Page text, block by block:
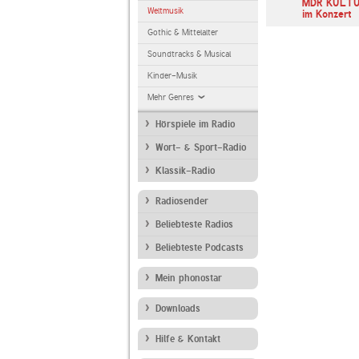
Weltmusik
Gothic & Mittelalter
Soundtracks & Musical
Kinder-Musik
Mehr Genres
Hörspiele im Radio
Wort- & Sport-Radio
Klassik-Radio
Radiosender
Beliebteste Radios
Beliebteste Podcasts
Mein phonostar
Downloads
Hilfe & Kontakt
MDR
im Konzert